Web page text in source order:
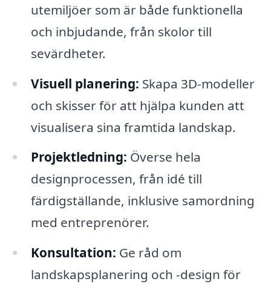
utemiljöer som är både funktionella
och inbjudande, från skolor till
sevärdheter.
Visuell planering: Skapa 3D-modeller
och skisser för att hjälpa kunden att
visualisera sina framtida landskap.
Projektledning: Överse hela
designprocessen, från idé till
färdigställande, inklusive samordning
med entreprenörer.
Konsultation: Ge råd om
landskapsplanering och -design för